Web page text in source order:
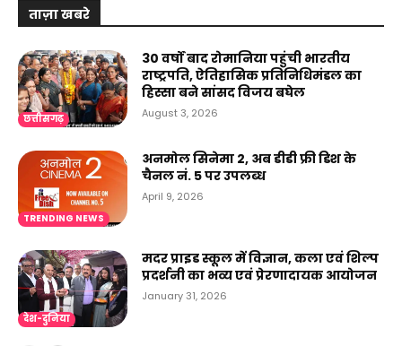
ताज़ा खबरे
छत्तीसगढ़
30 वर्षों बाद रोमानिया पहुंची भारतीय
राष्ट्रपति, ऐतिहासिक प्रतिनिधिमंडल का
हिस्सा बने सांसद विजय बघेल
August 3, 2026
TRENDING NEWS
⁠अनमोल सिनेमा 2, अब डीडी फ्री डिश के
चैनल नं. 5 पर उपलब्ध
April 9, 2026
देश-दुनिया
मदर प्राइड स्कूल में विज्ञान, कला एवं शिल्प
प्रदर्शनी का भव्य एवं प्रेरणादायक आयोजन
January 31, 2026